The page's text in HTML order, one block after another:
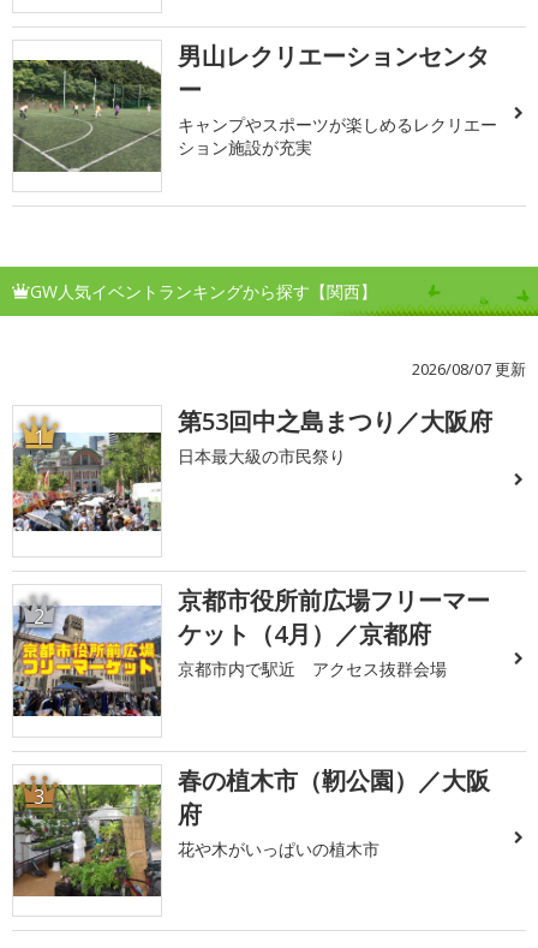
男山レクリエーションセンタ
ー
キャンプやスポーツが楽しめるレクリエー
ション施設が充実
GW人気イベントランキングから探す【関西】
2026/08/07 更新
1 第53回中之島まつり／大阪府
日本最大級の市民祭り
2
京都市役所前広場フリーマー
ケット（4月）／京都府
京都市内で駅近 アクセス抜群会場
3
春の植木市（靭公園）／大阪
府
花や木がいっぱいの植木市